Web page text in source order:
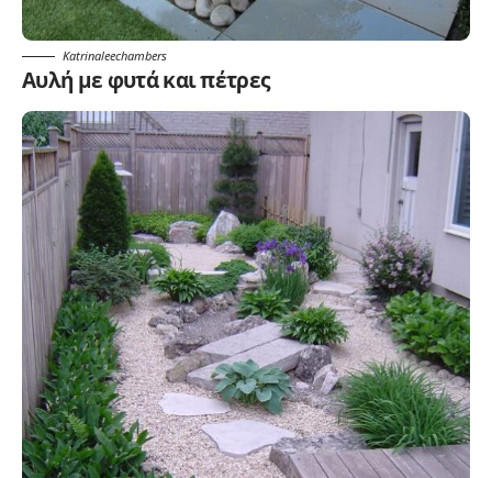
Katrinaleechambers
Αυλή με φυτά και πέτρες